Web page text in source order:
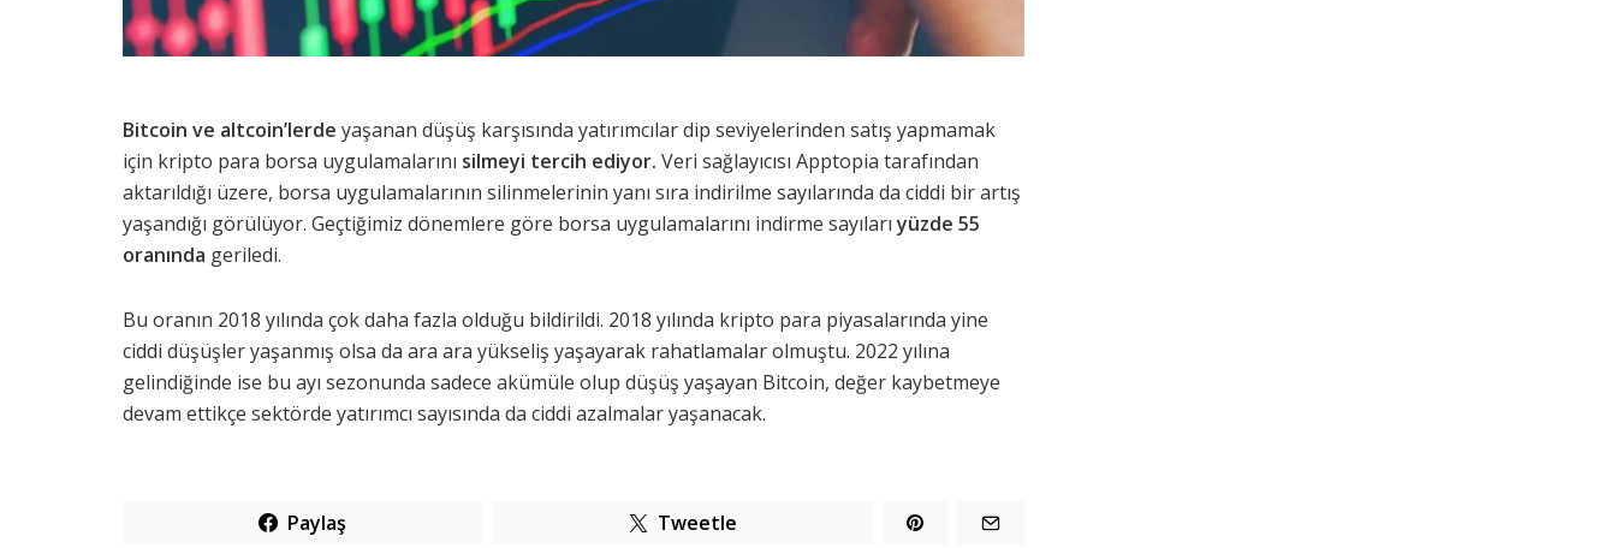
Bitcoin ve altcoin’lerde yaşanan düşüş karşısında yatırımcılar dip seviyelerinden satış yapmamak
için kripto para borsa uygulamalarını silmeyi tercih ediyor. Veri sağlayıcısı Apptopia tarafından
aktarıldığı üzere, borsa uygulamalarının silinmelerinin yanı sıra indirilme sayılarında da ciddi bir artış
yaşandığı görülüyor. Geçtiğimiz dönemlere göre borsa uygulamalarını indirme sayılarıyüzde 55
oranında geriledi.
Bu oranın 2018 yılında çok daha fazla olduğu bildirildi. 2018 yılında kripto para piyasalarında yine
ciddi düşüşler yaşanmış olsa da ara ara yükseliş yaşayarak rahatlamalar olmuştu. 2022 yılına
gelindiğinde ise bu ayı sezonunda sadece akümüle olup düşüş yaşayan Bitcoin, değer kaybetmeye
devam ettikçe sektörde yatırımcı sayısında da ciddi azalmalar yaşanacak.
Paylaş Tweetle